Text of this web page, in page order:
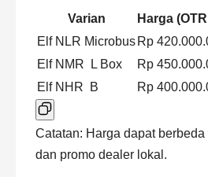
Varian
Harga
Elf NLR Microbus Rp
Elf NMR L Box
Rp
Elf NHR B
Rp
Catatan: Harga dapat
dan promo dealer lokal.